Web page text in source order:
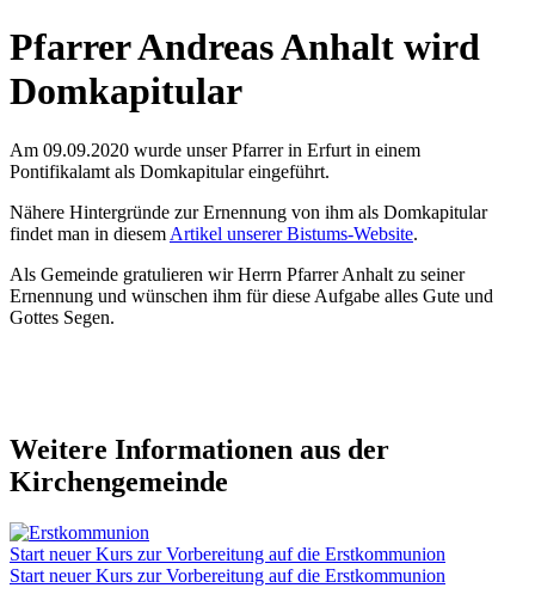
Pfarrer Andreas Anhalt wird
Domkapitular
Am 09.09.2020 wurde unser Pfarrer in Erfurt in einem
Pontifikalamt als Domkapitular eingeführt.
Nähere Hintergründe zur Ernennung von ihm als Domkapitular
findet man in diesem Artikel unserer Bistums-Website.
Als Gemeinde gratulieren wir Herrn Pfarrer Anhalt zu seiner
Ernennung und wünschen ihm für diese Aufgabe alles Gute und
Gottes Segen.
Weitere Informationen aus der
Kirchengemeinde
Start neuer Kurs zur Vorbereitung auf die Erstkommunion
Start neuer Kurs zur Vorbereitung auf die Erstkommunion